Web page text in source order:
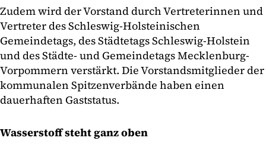
Zudem wird der Vorstand durch Vertreterinnen und
Vertreter des Schleswig-Holsteinischen
Gemeindetags, des Städtetags Schleswig-Holstein
und des Städte- und Gemeindetags Mecklenburg-
Vorpommern verstärkt. Die Vorstandsmitglieder der
kommunalen Spitzenverbände haben einen
dauerhaften Gaststatus.
Wasserstoff steht ganz oben